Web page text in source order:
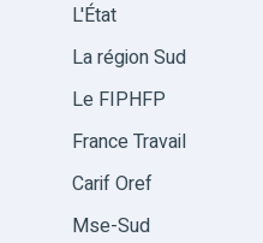
L'État
La région Sud
Le FIPHFP
France Travail
Carif Oref
Mse-Sud